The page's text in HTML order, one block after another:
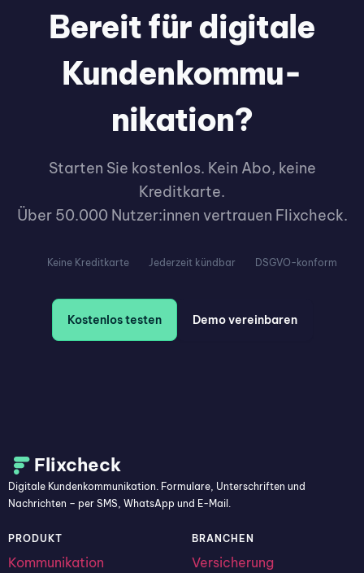
Bereit für digitale
Kunden­kommu­
nikation?
Starten Sie kostenlos. Kein Abo, keine
Kreditkarte.
Über 50.000 Nutzer:innen vertrauen Flixcheck.
Keine Kreditkarte Jederzeit kündbar DSGVO-konform
Kostenlos testen Demo vereinbaren
Flixcheck
Digitale Kundenkommunikation. Formulare, Unterschriften und
Nachrichten – per SMS, WhatsApp und E-Mail.
PRODUKT
Kommunikation
BRANCHEN
Versicherung